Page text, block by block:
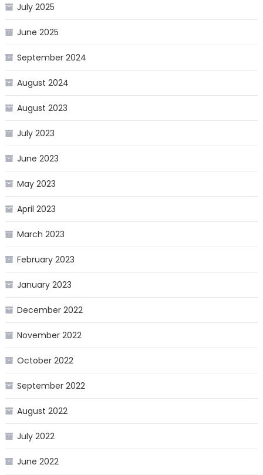
July 2025
June 2025
September 2024
August 2024
August 2023
July 2023
June 2023
May 2023
April 2023
March 2023
February 2023
January 2023
December 2022
November 2022
October 2022
September 2022
August 2022
July 2022
June 2022